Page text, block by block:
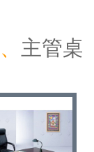
、 主管桌